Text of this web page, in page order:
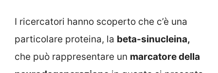
I ricercatori hanno scoperto che c’è una
particolare proteina, la beta-sinucleina,
che può rappresentare un marcatore della